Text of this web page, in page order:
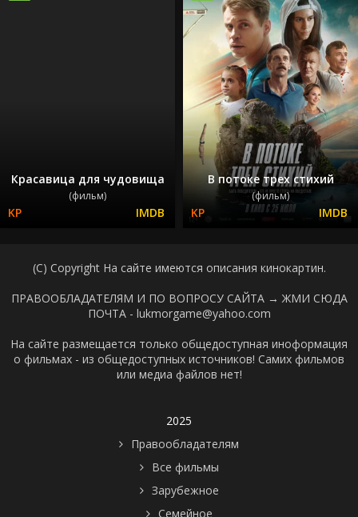
Красавица для чудовища
(фильм)
В потоке трех стихий
(фильм)
(C) Copyright На сайте имеются описания кинокартин.
ПРАВООБЛАДАТЕЛЯМ И ПО ВОПРОСУ САЙТА → ЖМИ СЮДА
ПОЧТА - lukmorgame@yahoo.com
На сайте размещается только общедоступная иноформация
о фильмах - из общедоступных источников! Самих фильмов
или медиа файлов нет!
2025
Правообладателям
Все фильмы
Зарубежное
Семейное